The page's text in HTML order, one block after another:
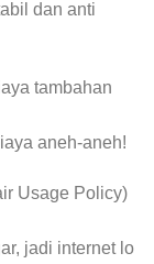
dan anti
tambahan
aneh-aneh!
Usage Policy)
jadi internet lo